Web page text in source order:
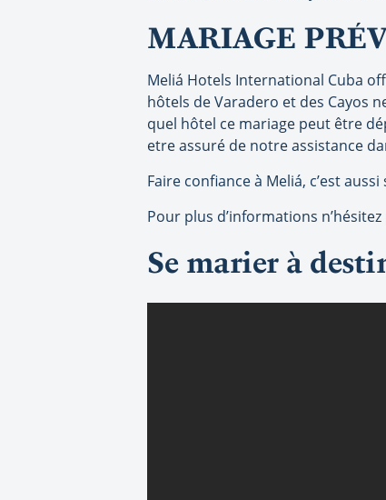
MARIAGE
Meliá Hotels International Cuba
hôtels de Varadero et des Cayos
quel hôtel ce mariage peut être
etre assuré de notre assistance
Faire confiance à Meliá, c’est
Pour plus d’informations
Se marier à